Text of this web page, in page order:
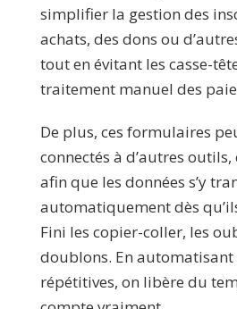
simplifier la gestion des
achats, des dons ou
tout en évitant les casse-
traitement manuel des
De plus, ces formulaires
connectés à d’autres outils,
afin que les données s’y
automatiquement dès
Fini les copier-coller, les
doublons. En automatisant
répétitives, on libère du